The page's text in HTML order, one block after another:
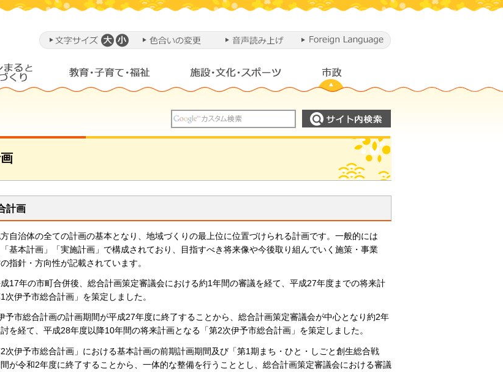
計画
自治体の全ての計画の基本となり、地域づくりの最上位に位置づけられる計画です。一般的には
「基本計画」「実施計画」で構成されており、目指すべき将来像や今後取り組んでいく施策・事業
指針・方向性が記載されています。
17年の市町合併後、総合計画策定審議会における約1年間の審議を経て、平成27年度までの将来計
次伊予市総合計画」を策定しました。
予市総合計画の計画期間が平成27年度に終了することから、総合計画策定審議会が中心となり約2年
を経て、平成28年度以降10年間の将来計画となる「第2次伊予市総合計画」を策定しました。
次伊予市総合計画」における基本計画の前期計画期間及び「第1期まち・ひと・しごと創生総合戦
が令和2年度に終了することから、一体的な整備を行うこととし、総合計画策定審議会における審議